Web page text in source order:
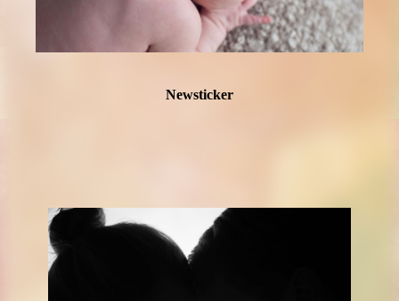
Newsticker